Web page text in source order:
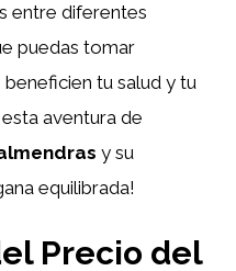
entre diferentes
puedas tomar
tu salud y tu
aventura de
y su
equilibrada!
Precio del